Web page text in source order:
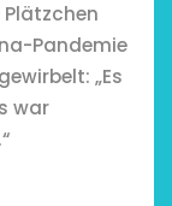
Pandemie
„Es
war